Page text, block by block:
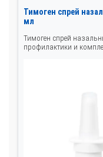
Тимоген спрей
мл
Тимоген спрей
профилактики и